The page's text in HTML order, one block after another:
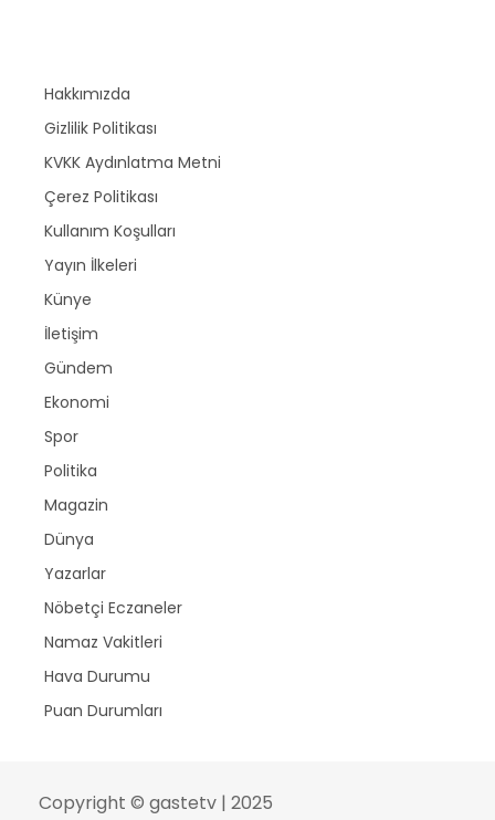
Hakkımızda
Gizlilik Politikası
KVKK Aydınlatma Metni
Çerez Politikası
Kullanım Koşulları
Yayın İlkeleri
Künye
İletişim
Gündem
Ekonomi
Spor
Politika
Magazin
Dünya
Yazarlar
Nöbetçi Eczaneler
Namaz Vakitleri
Hava Durumu
Puan Durumları
Copyright © gastetv | 2025